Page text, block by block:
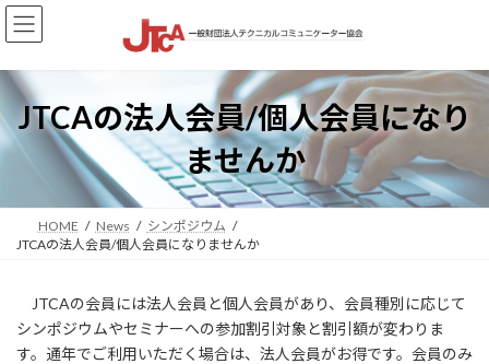
コ
ン
ン
へ
ス
プ
ナ
ビ
ー
ョ
ン
動
JTCAの法人会員/個人会員になり
ませんか
HOME News
シンポジウム
JTCAの法人会員/個人会員になりませんか
JTCAの会員には法人会員と個人会員があり、会員種別に応じて
シンポジウムやセミナーへの参加割引対象と割引額が変わりま
す。通年でご利用いただく場合は、法人会員がお得です。会員のみ